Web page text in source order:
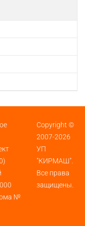
№
Copyright ©
2007-2026
УП
"КИРМАШ".
Все права
защищены.